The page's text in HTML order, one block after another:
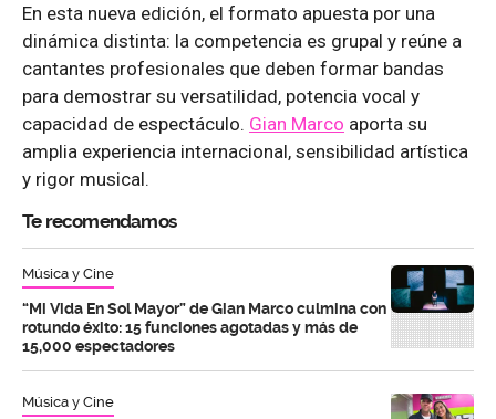
En esta nueva edición, el formato apuesta por una
dinámica distinta: la competencia es grupal y reúne a
cantantes profesionales que deben formar bandas
para demostrar su versatilidad, potencia vocal y
capacidad de espectáculo. Gian Marco aporta su
amplia experiencia internacional, sensibilidad artística
y rigor musical.
Te recomendamos
Música y Cine
“Mi Vida En Sol Mayor” de Gian Marco culmina con
rotundo éxito: 15 funciones agotadas y más de
15,000 espectadores
Música y Cine